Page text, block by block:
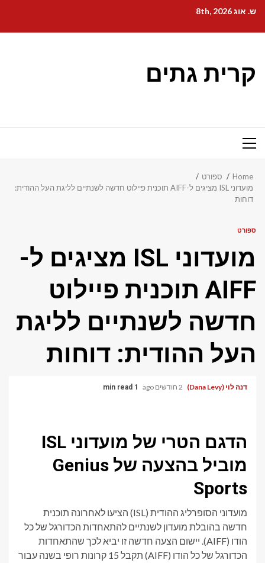
content
ש. אוג 8th, 2026
קרית גתים
Primary
Home
ספורט
מועדוני ISL מציגים ל-AIFF תוכנית פיילוט חדשה לשנתיים לליגת העל ההודית:
דוחות
ספורט
מועדוני ISL מציגים ל-
AIFF תוכנית פיילוט
חדשה לשנתיים לליגת
העל ההודית: דוחות
דנה לוי (Dana Levy) 2 חודשים ago 1 min read
הדגם הטרי של מועדוני ISL
מוביל בהצעה של Genius
Sports
מועדוני הסופרליג ההודית (ISL) הציעו לאחרונה תוכנית
חדשה בהובלת מועדון לשנתיים להתאחדות הכדורגל של כל
הודו (AIFF). יישום הצעה חדשה זו יביא לכך שהתאחדות
הכדורגל של כל הודו (AIFF) תקבל 15 קרונות רופי בשנה עבור